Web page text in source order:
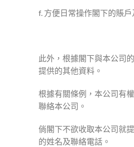
f. 方便日常操作閣下的賬
此外，根據閣下與本公司
提供的其他資料。
根據有關條例，本公司有
聯絡本公司。
倘閣下不欲收取本公司就
的姓名及聯絡電話。